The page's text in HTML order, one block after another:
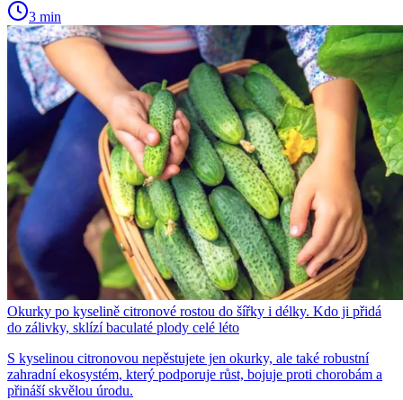
3 min
Okurky po kyselině citronové rostou do šířky i délky. Kdo ji přidá
do zálivky, sklízí baculaté plody celé léto
S kyselinou citronovou nepěstujete jen okurky, ale také robustní
zahradní ekosystém, který podporuje růst, bojuje proti chorobám a
přináší skvělou úrodu.